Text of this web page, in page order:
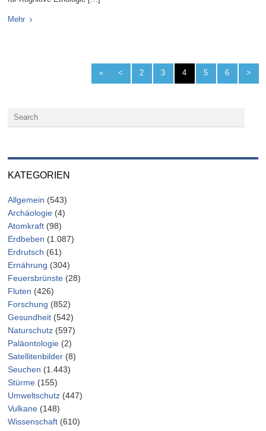
Mehr
« < 2 3 4 5 6 >
KATEGORIEN
Allgemein (543)
Archäologie (4)
Atomkraft (98)
Erdbeben (1.087)
Erdrutsch (61)
Ernährung (304)
Feuersbrünste (28)
Fluten (426)
Forschung (852)
Gesundheit (542)
Naturschutz (597)
Paläontologie (2)
Satellitenbilder (8)
Seuchen (1.443)
Stürme (155)
Umweltschutz (447)
Vulkane (148)
Wissenschaft (610)